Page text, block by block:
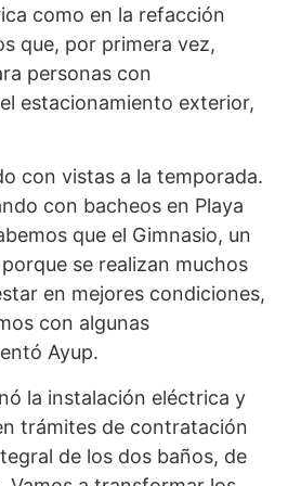
como en la refacción
que, por primera vez,
personas con
estacionamiento exterior,
con vistas a la temporada.
con bacheos en Playa
que el Gimnasio, un
se realizan muchos
en mejores condiciones,
con algunas
Ayup.
la instalación eléctrica y
trámites de contratación
de los dos baños, de